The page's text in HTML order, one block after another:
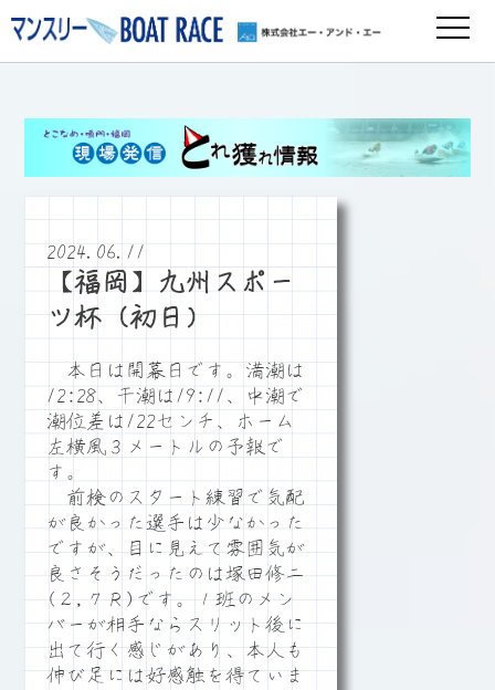
2024.06.11
【福岡】九州スポー
ツ杯（初日）
本日は開幕日です。満潮は
12:28、干潮は19:11、中潮で
潮位差は122センチ、ホーム
左横風３メートルの予報で
す。
前検のスタート練習で気配
が良かった選手は少なかった
ですが、目に見えて雰囲気が
良さそうだったのは塚田修二
(２,７Ｒ)です。１班のメン
バーが相手ならスリット後に
出て行く感じがあり、本人も
伸び足には好感触を得ていま